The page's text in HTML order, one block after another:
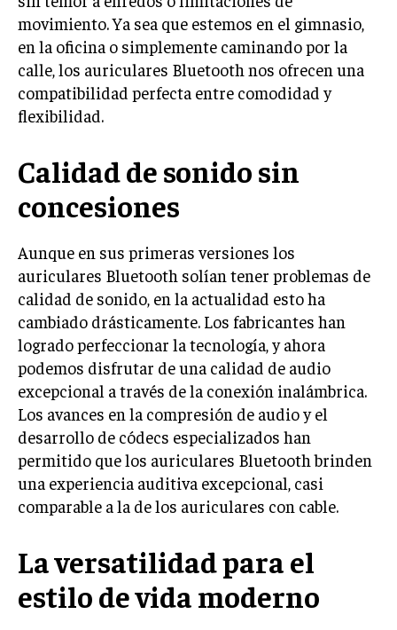
movimiento. Ya sea que estemos en el gimnasio,
en la oficina o simplemente caminando por la
calle, los auriculares Bluetooth nos ofrecen una
compatibilidad perfecta entre comodidad y
flexibilidad.
Calidad de sonido sin
concesiones
Aunque en sus primeras versiones los
auriculares Bluetooth solían tener problemas de
calidad de sonido, en la actualidad esto ha
cambiado drásticamente. Los fabricantes han
logrado perfeccionar la tecnología, y ahora
podemos disfrutar de una calidad de audio
excepcional a través de la conexión inalámbrica.
Los avances en la compresión de audio y el
desarrollo de códecs especializados han
permitido que los auriculares Bluetooth brinden
una experiencia auditiva excepcional, casi
comparable a la de los auriculares con cable.
La versatilidad para el
estilo de vida moderno